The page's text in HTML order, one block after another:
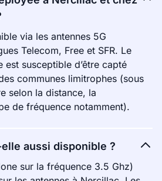
via les antennes 5G
Telecom, Free et SFR. Le
est susceptible d’être capté
communes limitrophes (sous
selon la distance, la
de fréquence notamment).
aussi disponible ?
sur la fréquence 3.5 Ghz)